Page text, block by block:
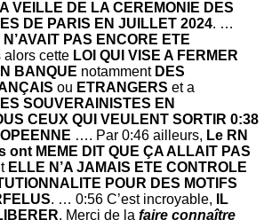
VEILLE DE LA CEREMONIE DES
DE PARIS EN JUILLET 2024. …
PAS ENCORE ETE
alors cette LOI QUI VISE A FERMER
BANQUE notamment DES
ou ETRANGERS et a
SOUVERAINISTES EN
CEUX QUI VEULENT SORTIR 0:38
…. Par 0:46 ailleurs, Le RN
ont MEME DIT QUE ÇA ALLAIT PAS
ELLE N’A JAMAIS ETE CONTROLE
POUR DES MOTIFS
. … 0:56 C’est incroyable,
IL
. Merci de lafaire connaître